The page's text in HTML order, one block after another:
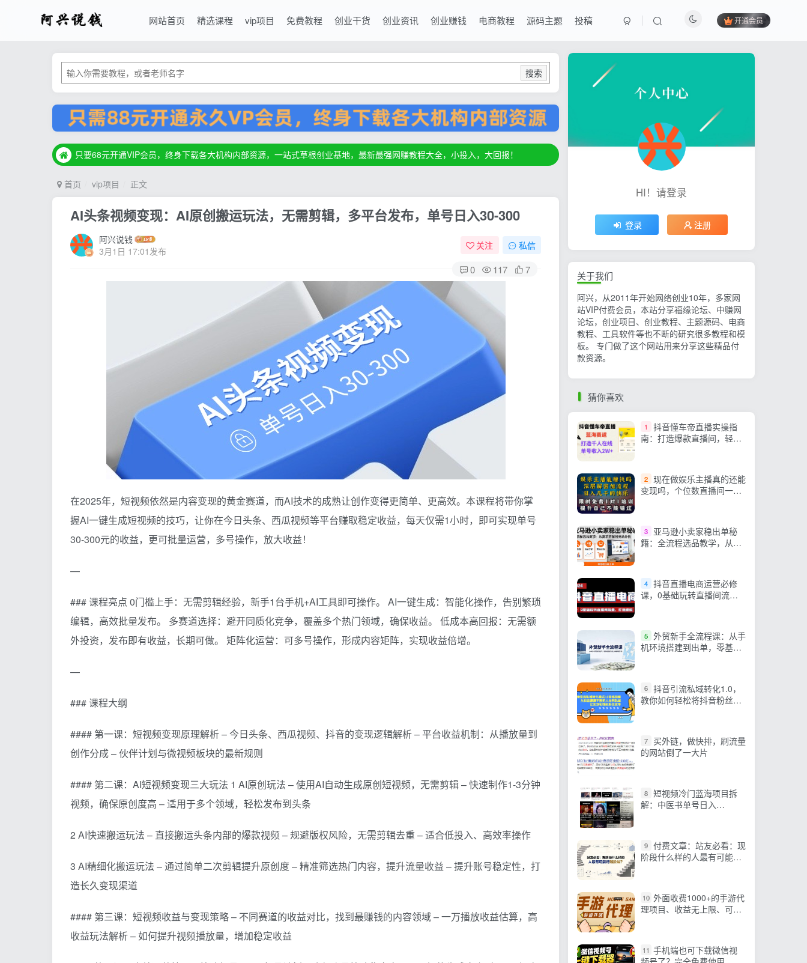
网站首页 精选课程 vip项目 免费教程 创业干货 创业资讯 创业赚钱 电商教程 源码主题 投稿 开通会员
搜索
只要68元开通VIP会员，终身下载各大机构内部资源，一站式草根创业基地，最新最强网赚教程大全，小投入，大回报！
只要68元开通VIP会员，终身下载各大机构内部资源，一站式草根创业基地，最新最强网赚教程大全，小投入，大回报！
只要68元开通VIP会员，终身下载各大机构内部资源，一站式草根创业基地，最新最强网赚教程大全，小投入，大回报！
首页 vip项目 正文
AI头条视频变现：AI原创搬运玩法，无需剪辑，多平台发布，单号日入30-300
阿兴说钱
3月1日 17:01发布
关注 私信
0 117 7
在2025年，短视频依然是内容变现的黄金赛道，而AI技术的成熟让创作变得更简单、更高效。本课程将带你掌
握AI一键生成短视频的技巧，让你在今日头条、西瓜视频等平台赚取稳定收益，每天仅需1小时，即可实现单号
30-300元的收益，更可批量运营，多号操作，放大收益！
—
### 课程亮点 0门槛上手：无需剪辑经验，新手1台手机+AI工具即可操作。 AI一键生成：智能化操作，告别繁琐
编辑，高效批量发布。 多赛道选择：避开同质化竞争，覆盖多个热门领域，确保收益。 低成本高回报：无需额
外投资，发布即有收益，长期可做。 矩阵化运营：可多号操作，形成内容矩阵，实现收益倍增。
—
### 课程大纲
#### 第一课：短视频变现原理解析 – 今日头条、西瓜视频、抖音的变现逻辑解析 – 平台收益机制：从播放量到
创作分成 – 伙伴计划与微视频板块的最新规则
#### 第二课：AI短视频变现三大玩法 1 AI原创玩法 – 使用AI自动生成原创短视频，无需剪辑 – 快速制作1-3分钟
视频，确保原创度高 – 适用于多个领域，轻松发布到头条
2 AI快速搬运玩法 – 直接搬运头条内部的爆款视频 – 规避版权风险，无需剪辑去重 – 适合低投入、高效率操作
3 AI精细化搬运玩法 – 通过简单二次剪辑提升原创度 – 精准筛选热门内容，提升流量收益 – 提升账号稳定性，打
造长久变现渠道
#### 第三课：短视频收益与变现策略 – 不同赛道的收益对比，找到最赚钱的内容领域 – 一万播放收益估算，高
收益玩法解析 – 如何提升视频播放量，增加稳定收益
HI！请登录
登录 注册
关于我们
阿兴，从2011年开始网络创业10年，多家网
站VIP付费会员，本站分享福缘论坛、中赚网
论坛，创业项目、创业教程、主题源码、电商
教程、工具软件等也不断的研究很多教程和模
板。 专门做了这个网站用来分享这些精品付
款资源。
猜你喜欢
1
抖音懂车帝直播实操指
南：打造爆款直播间，轻松
2 现在做娱乐主播真的还能
变现吗，个位数直播间一晚
3
亚马逊小卖家稳出单秘
籍：全流程选品教学，从需
4 抖音直播电商运营必修
课，0基础玩转直播间流
5 外贸新手全流程课：从手
机环境搭建到出单，零基础
6 抖音引流私域转化1.0，
教你如何轻松将抖音粉丝转
7
买外链，做快排，刷流量
的网站倒了一大片
8 短视频冷门蓝海项目拆
解：中医书单号日入
9 付费文章：站友必看：现
阶段什么样的人最有可能跨
10 外面收费1000+的手游代
理项目、收益无上限、可躺
11 手机端也可下载微信视